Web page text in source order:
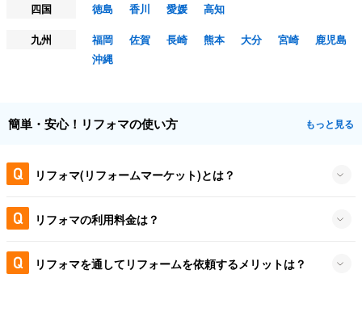
四国
徳島 香川 愛媛
高知
九州
福岡 佐賀 長崎 熊本 大分 宮崎
鹿児島
沖縄
簡単・安心！リフォマの使い方 もっと見る
リフォマ(リフォームマーケット)とは？
リフォマの利用料金は？
リフォマを通してリフォームを依頼するメリットは？